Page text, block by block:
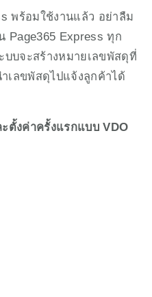
พร้อมใช้งานแล้ว อย่าลืม
Page365 Express ทุก
บบจะสร้างหมายเลขพัสดุที่
เลขพัสดุไปแจ้งลูกค้าได้
ตั้งค่าครั้งแรกแบบ VDO